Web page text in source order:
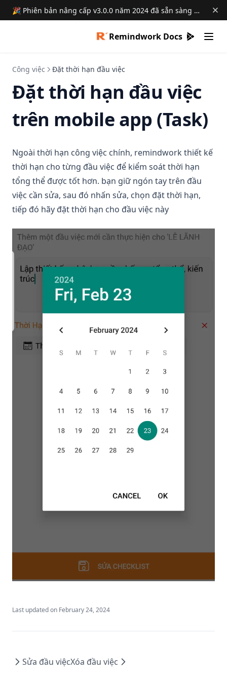
🎉 Phiên bản nâng cấp v3.0.0 năm 2024 đã sẵn sàng →
Remindwork Docs
Theo dõi công việc trễ và gần trễ
Thống kê công việc theo trạng thái
Đo lường tỉ lệ hoàn thành theo số lượng
Đo lường chất lượng hoàn thành từng nhân sự
Cập nhật
(opens in a new tab)
Kế hoạch
Công việc Đặt thời hạn đầu việc
Đặt thời hạn đầu việc
trên mobile app (Task)
Ngoài thời hạn công việc chính, remindwork thiết kế
thời hạn cho từng đầu việc để kiểm soát thời hạn
tổng thể được tốt hơn. bạn giữ ngón tay trên đầu
việc cần sửa, sau đó nhấn sửa, chọn đặt thời hạn,
tiếp đó hãy đặt thời hạn cho đầu việc này
Last updated on February 24, 2024
Sửa đầu việcXóa đầu việc